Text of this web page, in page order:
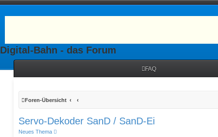
Digital-Bahn - das Forum
FAQ
Foren-Übersicht
Servo-Dekoder SanD / SanD-Ei
Neues Thema